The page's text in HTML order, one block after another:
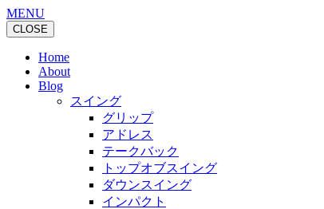
MENU
CLOSE
Home
About
Blog
スイング
グリップ
アドレス
テークバック
トップオブスイング
ダウンスイング
インパクト